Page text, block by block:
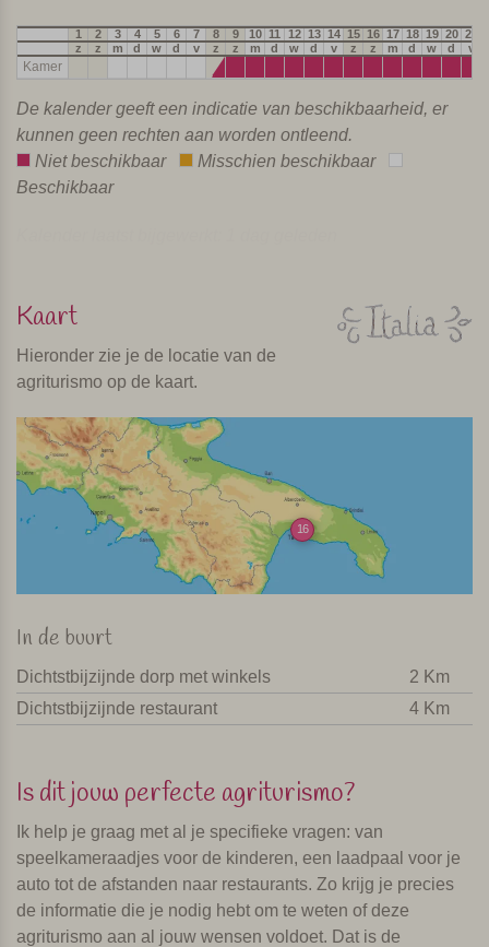
1 2 3 4 5 6 7 8 9 10 11 12 13 14 15 16 17 18 19 20 21
z
z m d w d v z z m d w d v z z m d w d v
Kamer
De kalender geeft een indicatie van beschikbaarheid, er
kunnen geen rechten aan worden ontleend.
Niet beschikbaar
Misschien beschikbaar
Beschikbaar
Kaart
Hieronder zie je de locatie van de
agriturismo op de kaart.
16
In de buurt
Dichtstbijzijnde dorp met winkels
2 Km
Dichtstbijzijnde restaurant
4 Km
Is dit jouw perfecte agriturismo?
Ik help je graag met al je specifieke vragen: van
speelkameraadjes voor de kinderen, een laadpaal voor je
auto tot de afstanden naar restaurants. Zo krijg je precies
de informatie die je nodig hebt om te weten of deze
agriturismo aan al jouw wensen voldoet. Dat is de